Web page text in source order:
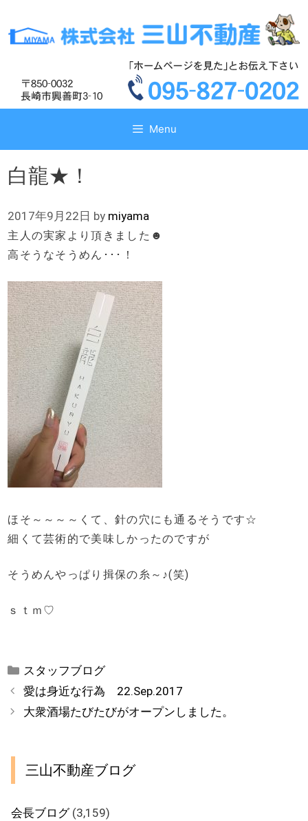
テ
ス
テ
ス
Menu
白龍★！
2017年9月22日 by miyama
主人の実家より頂きました☻
高そうなそうめん･･･！
ほそ～～～～くて、針の穴にも通るそうです☆
細くて芸術的で美味しかったのですが
そうめんやっぱり揖保の糸～♪(笑)
ｓｔｍ♡
カ
テ
リ
スタッフブログ
愛は身近な行為 22.Sep.2017
大衆酒場たびたびがオープンしました。
三山不動産ブログ
会長ブログ(3,159)